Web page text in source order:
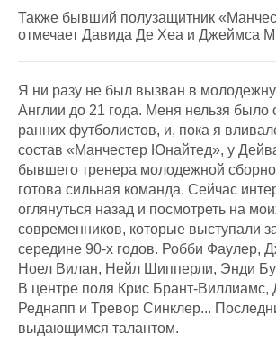
Также бывший полузащитник
отмечает Давида Де Хеа и Джеймса
Я ни разу не был вызван в
Англии до 21 года. Меня нельзя было
ранних футболистов, и, пока я
состав «Манчестер Юнайтед», у
бывшего тренера молодежной
готова сильная команда. Сейчас
оглянуться назад и посмотреть на
современников, которые выступали
середине 90-х годов. Робби Фаулер,
Ноел Вилан, Нейл Шипперли, Энди
В центре поля Крис Брант-
Реднапп и Тревор Синклер...
выдающимся талантом.